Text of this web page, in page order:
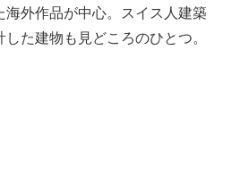
海外作品が中心。スイス人建築
た建物も見どころのひとつ。